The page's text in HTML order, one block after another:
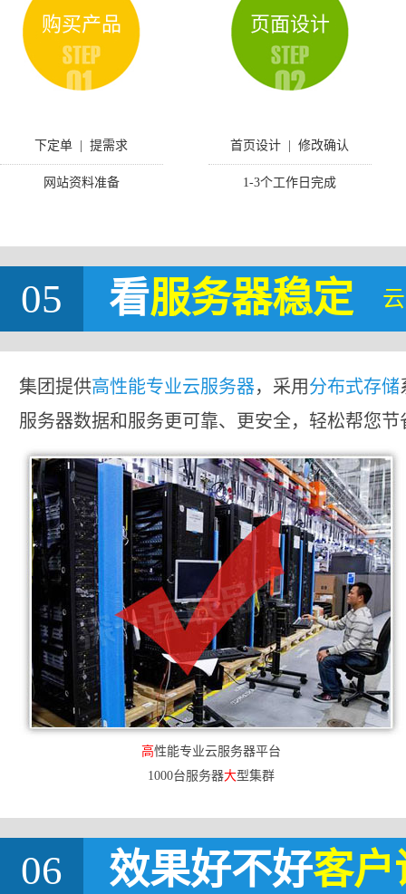
购买产品
下定单 | 提需求
网站资料准备
页面设计
首页设计 | 修改确认
1-3个工作日完成
05 看服务器稳定
集团提供高性能专业云服务器，采用分布式存储
服务器数据和服务更可靠、更安全，轻松帮您节
高性能专业云服务器平台
1000台服务器大型集群
06 效果好不好客户